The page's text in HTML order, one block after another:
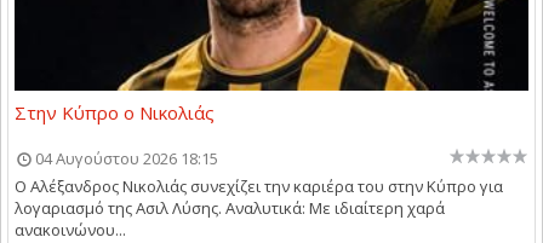
Στην Κύπρο ο Νικολιάς
04 Αυγούστου 2026 18:15
Ο Αλέξανδρος Νικολιάς συνεχίζει την καριέρα του στην Κύπρο για
λογαριασμό της Ασιλ Λύσης. Αναλυτικά: Με ιδιαίτερη χαρά
ανακοινώνου...